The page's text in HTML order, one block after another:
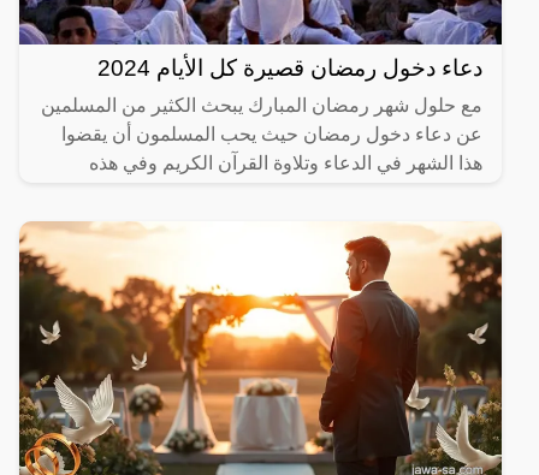
دعاء دخول رمضان قصيرة كل الأيام 2024
مع حلول شهر رمضان المبارك يبحث الكثير من المسلمين
عن دعاء دخول رمضان حيث يحب المسلمون أن يقضوا
هذا الشهر في الدعاء وتلاوة القرآن الكريم وفي هذه